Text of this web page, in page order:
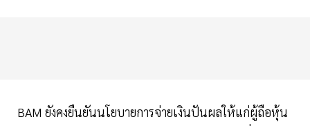
BAM ยังคงยืนยันนโยบายการจ่ายเงินปันผลให้แก่ผู้ถือหุ้น